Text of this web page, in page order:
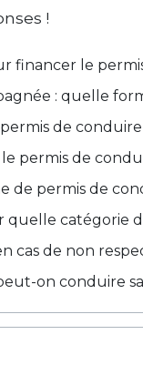
!
financer le
: quelle
de
permis de
de permis de
quelle catégorie
cas de non
on conduire